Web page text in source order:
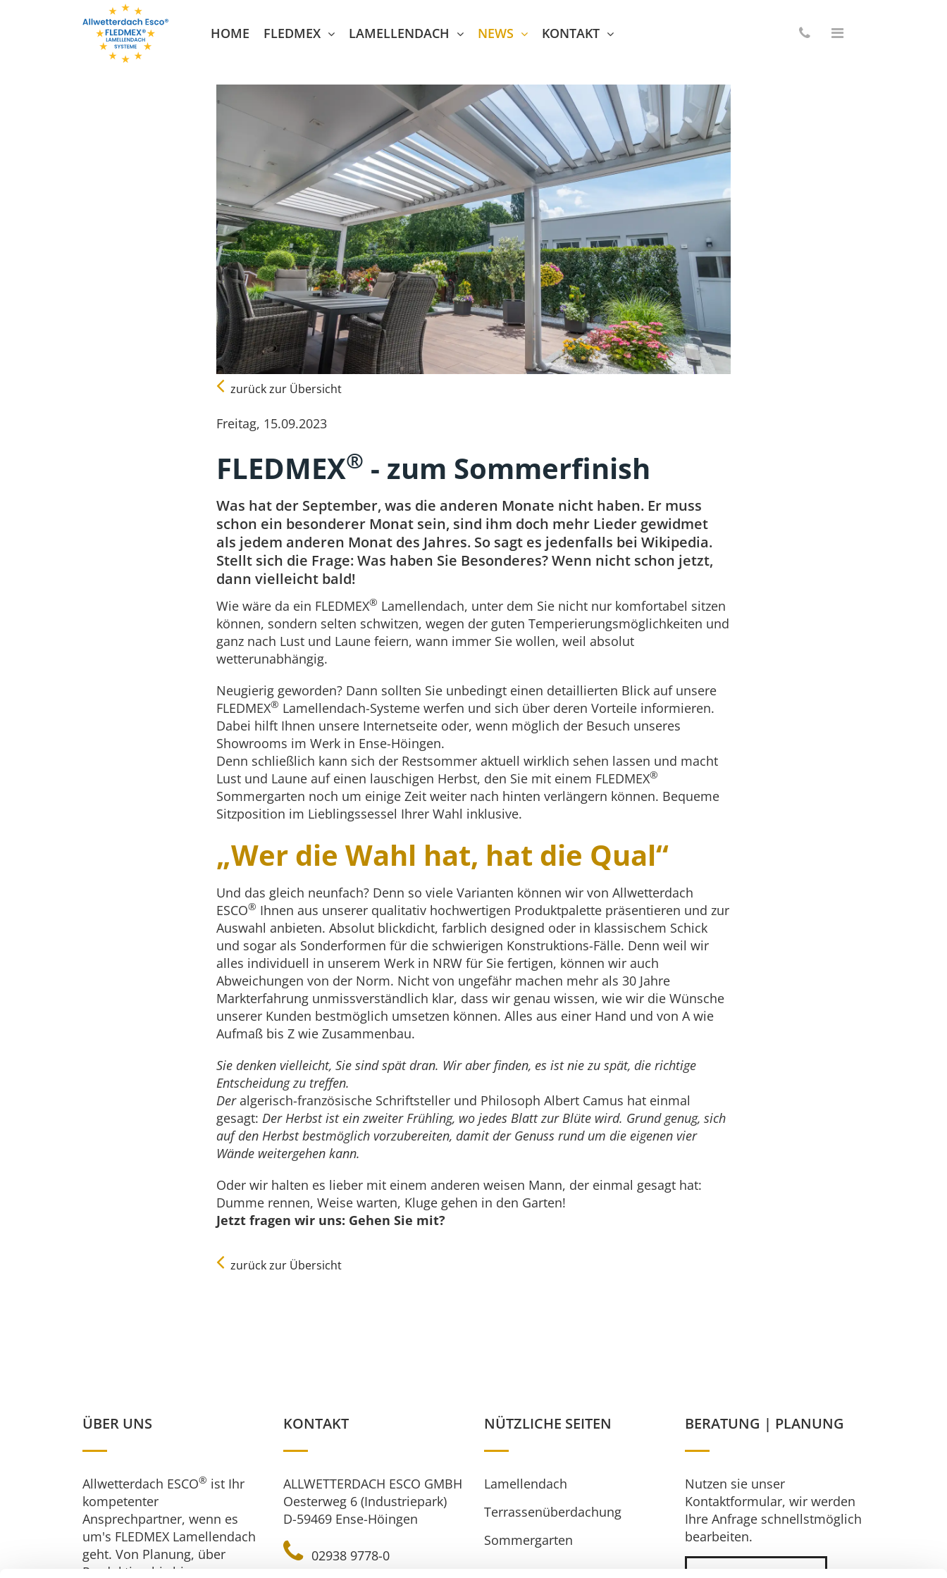
HOME FLEDMEX LAMELLENDACH NEWS KONTAKT
zurück zur Übersicht
Freitag, 15.09.2023
FLEDMEX® - zum Sommerfinish
Was hat der September, was die anderen Monate nicht haben. Er muss
schon ein besonderer Monat sein, sind ihm doch mehr Lieder gewidmet
als jedem anderen Monat des Jahres. So sagt es jedenfalls bei Wikipedia.
Stellt sich die Frage: Was haben Sie Besonderes? Wenn nicht schon jetzt,
dann vielleicht bald!
Wie wäre da ein FLEDMEX® Lamellendach, unter dem Sie nicht nur komfortabel sitzen
können, sondern selten schwitzen, wegen der guten Temperierungsmöglichkeiten und
ganz nach Lust und Laune feiern, wann immer Sie wollen, weil absolut
wetterunabhängig.
Neugierig geworden? Dann sollten Sie unbedingt einen detaillierten Blick auf unsere
FLEDMEX® Lamellendach-Systeme werfen und sich über deren Vorteile informieren.
Dabei hilft Ihnen unsere Internetseite oder, wenn möglich der Besuch unseres
Showrooms im Werk in Ense-Höingen.
Denn schließlich kann sich der Restsommer aktuell wirklich sehen lassen und macht
Lust und Laune auf einen lauschigen Herbst, den Sie mit einem FLEDMEX®
Sommergarten noch um einige Zeit weiter nach hinten verlängern können. Bequeme
Sitzposition im Lieblingssessel Ihrer Wahl inklusive.
„Wer die Wahl hat, hat die Qual“
Und das gleich neunfach? Denn so viele Varianten können wir von Allwetterdach
ESCO® Ihnen aus unserer qualitativ hochwertigen Produktpalette präsentieren und zur
Auswahl anbieten. Absolut blickdicht, farblich designed oder in klassischem Schick
und sogar als Sonderformen für die schwierigen Konstruktions-Fälle. Denn weil wir
alles individuell in unserem Werk in NRW für Sie fertigen, können wir auch
Abweichungen von der Norm. Nicht von ungefähr machen mehr als 30 Jahre
Markterfahrung unmissverständlich klar, dass wir genau wissen, wie wir die Wünsche
unserer Kunden bestmöglich umsetzen können. Alles aus einer Hand und von A wie
Aufmaß bis Z wie Zusammenbau.
Sie denken vielleicht, Sie sind spät dran. Wir aber finden, es ist nie zu spät, die richtige
Entscheidung zu treffen.
Deralgerisch-französische Schriftsteller und Philosoph Albert Camus hat einmal
gesagt: Der Herbst ist ein zweiter Frühling, wo jedes Blatt zur Blüte wird. Grund genug, sich
auf den Herbst bestmöglich vorzubereiten, damit der Genuss rund um die eigenen vier
Wände weitergehen kann.
Oder wir halten es lieber mit einem anderen weisen Mann, der einmal gesagt hat:
Dumme rennen, Weise warten, Kluge gehen in den Garten!
Jetzt fragen wir uns: Gehen Sie mit?
zurück zur Übersicht
ÜBER UNS
Allwetterdach ESCO® ist Ihr
kompetenter
Ansprechpartner, wenn es
um's FLEDMEX Lamellendach
geht. Von Planung, über
Produktion bis hin zur
KONTAKT
ALLWETTERDACH ESCO GMBH
Oesterweg 6 (Industriepark)
D-59469 Ense-Höingen
02938 9778-0
NÜTZLICHE SEITEN
Lamellendach
Terrassenüberdachung
Sommergarten
BERATUNG | PLANUNG
Nutzen sie unser
Kontaktformular, wir werden
Ihre Anfrage schnellstmöglich
bearbeiten.